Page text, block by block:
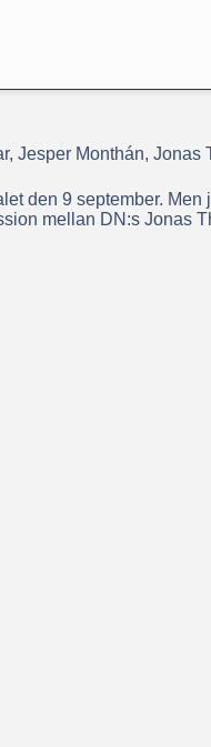
Jesper Monthán,
den 9 september.
mellan DN:s Jonas